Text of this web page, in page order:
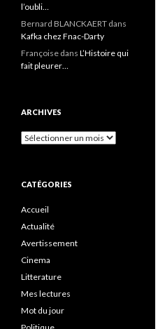
l’oubli…
Bernard BLANCKAERT dans
Kafka chez Fnac-Darty
Françoise dans L’Histoire qui
fait pleurer…
ARCHIVES
Archives
CATÉGORIES
Accueil
Actualité
Avertissement
Cinema
Litterature
Mes lectures
Mot du jour